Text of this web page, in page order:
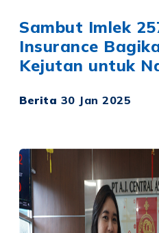
Sambut Imlek
Insurance
Kejutan untuk
Berita 30 Jan 2025